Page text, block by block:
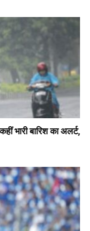
भारी बारिश का अलर्ट,